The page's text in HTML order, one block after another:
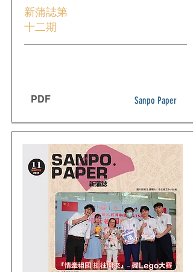
新蒲誌第
十二期
PDF Sanpo Paper